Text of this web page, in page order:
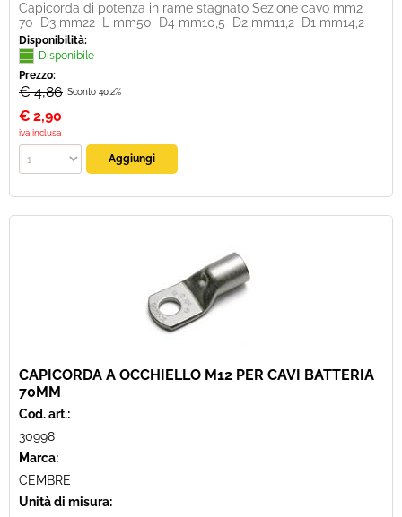
Capicorda di potenza in rame stagnato Sezione cavo mm2
70 D3 mm22 L mm50 D4 mm10,5 D2 mm11,2 D1 mm14,2
Disponibilità:
Disponibile
Prezzo:
€ 4,86 Sconto 40.2%
€ 2,90
iva inclusa
CAPICORDA A OCCHIELLO M12 PER CAVI BATTERIA
70MM
Cod. art.:
30998
Marca:
CEMBRE
Unità di misura: